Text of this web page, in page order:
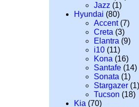
Jazz (1)
Hyundai (80)
Accent (7)
Creta (3)
Elantra (9)
i10 (11)
Kona (16)
Santafe (14)
Sonata (1)
Stargazer (1)
Tucson (18)
Kia (70)